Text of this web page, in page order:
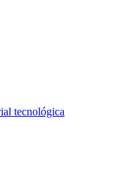
tecnológica